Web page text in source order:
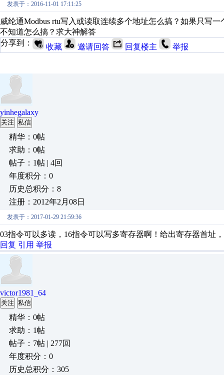
发表于：2016-11-01 17:11:25
威纶通Modbus rtu写入或读取连续多个地址怎么搞？如果只写
不知道怎么搞？求大神解答
分享到：
收藏 邀请回答 回复楼主 举报
yinhegalaxy
关注 私信
精华：0帖
求助：0帖
帖子：1帖 | 4回
年度积分：0
历史总积分：8
注册：2012年2月08日
发表于：2017-01-29 21:59:36
03指令可以多读，16指令可以写多寄存器啊！给出寄存器首址
回复 引用 举报
victor1981_64
关注 私信
精华：0帖
求助：1帖
帖子：7帖 | 277回
年度积分：0
历史总积分：305